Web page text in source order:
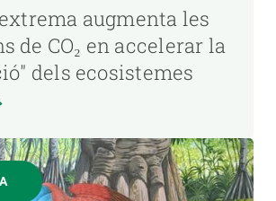
augmenta les
de CO₂ en accelerar la
dels ecosistemes